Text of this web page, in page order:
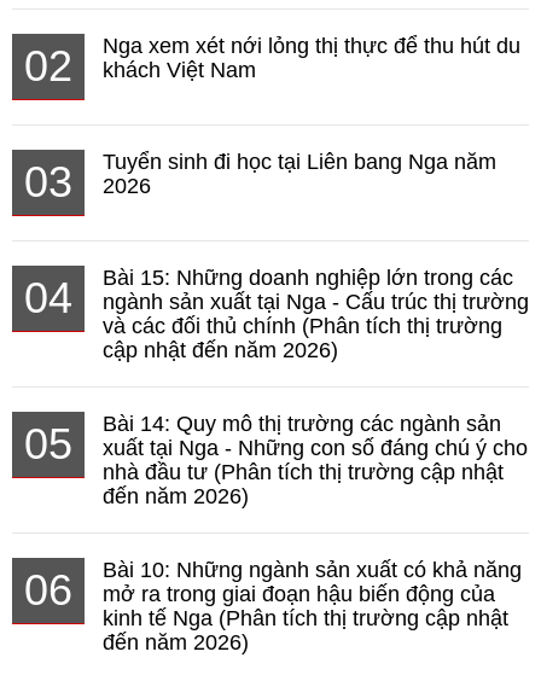
02
Nga xem xét nới lỏng thị thực để thu hút du
khách Việt Nam
03
Tuyển sinh đi học tại Liên bang Nga năm
2026
04
Bài 15: Những doanh nghiệp lớn trong các
ngành sản xuất tại Nga - Cấu trúc thị trường
và các đối thủ chính (Phân tích thị trường
cập nhật đến năm 2026)
05
Bài 14: Quy mô thị trường các ngành sản
xuất tại Nga - Những con số đáng chú ý cho
nhà đầu tư (Phân tích thị trường cập nhật
đến năm 2026)
06
Bài 10: Những ngành sản xuất có khả năng
mở ra trong giai đoạn hậu biến động của
kinh tế Nga (Phân tích thị trường cập nhật
đến năm 2026)